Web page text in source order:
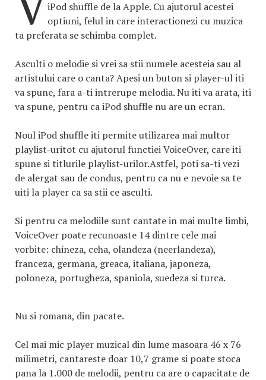
iPod shuffle de la Apple. Cu ajutorul acestei
optiuni, felul in care interactionezi cu muzica
ta preferata se schimba complet.
Asculti o melodie si vrei sa stii numele acesteia sau al
artistului care o canta? Apesi un buton si player-ul iti
va spune, fara a-ti intrerupe melodia. Nu iti va arata, iti
va spune, pentru ca iPod shuffle nu are un ecran.
Noul iPod shuffle iti permite utilizarea mai multor
playlist-uritot cu ajutorul functiei VoiceOver, care iti
spune si titlurile playlist-urilor.Astfel, poti sa-ti vezi
de alergat sau de condus, pentru ca nu e nevoie sa te
uiti la player ca sa stii ce asculti.
Si pentru ca melodiile sunt cantate in mai multe limbi,
VoiceOver poate recunoaste 14 dintre cele mai
vorbite: chineza, ceha, olandeza (neerlandeza),
franceza, germana, greaca, italiana, japoneza,
poloneza, portugheza, spaniola, suedeza si turca.
Nu si romana, din pacate.
Cel mai mic player muzical din lume masoara 46 x 76
milimetri, cantareste doar 10,7 grame si poate stoca
pana la 1.000 de melodii, pentru ca are o capacitate de